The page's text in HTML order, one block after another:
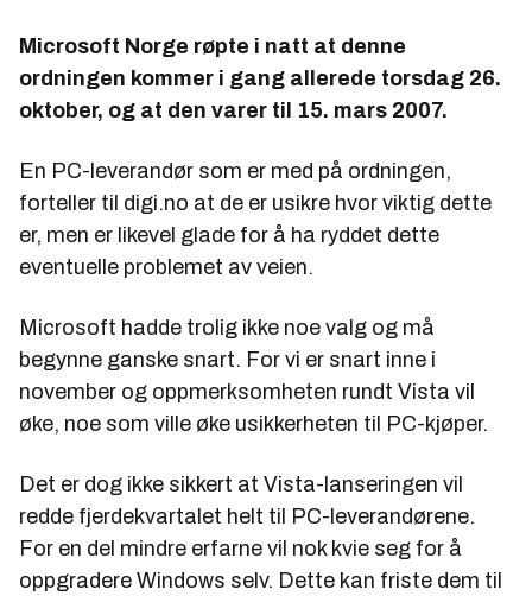
Microsoft Norge røpte i natt at denne
ordningen kommer i gang allerede torsdag 26.
oktober, og at den varer til 15. mars 2007.
En PC-leverandør som er med på ordningen,
forteller til digi.no at de er usikre hvor viktig dette
er, men er likevel glade for å ha ryddet dette
eventuelle problemet av veien.
Microsoft hadde trolig ikke noe valg og må
begynne ganske snart. For vi er snart inne i
november og oppmerksomheten rundt Vista vil
øke, noe som ville øke usikkerheten til PC-kjøper.
Det er dog ikke sikkert at Vista-lanseringen vil
redde fjerdekvartalet helt til PC-leverandørene.
For en del mindre erfarne vil nok kvie seg for å
oppgradere Windows selv. Dette kan friste dem til